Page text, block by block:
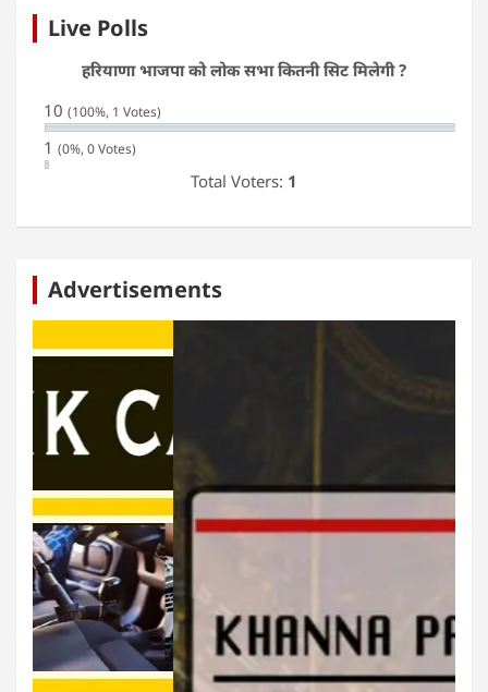
Live Polls
हरियाणा भाजपा को लोक सभा कितनी सिट मिलेगी ?
10 (100%, 1 Votes)
1 (0%, 0 Votes)
Total Voters: 1
Advertisements